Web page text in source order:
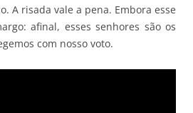
A risada vale a pena. Embora esse
afinal, esses senhores são os
com nosso voto.